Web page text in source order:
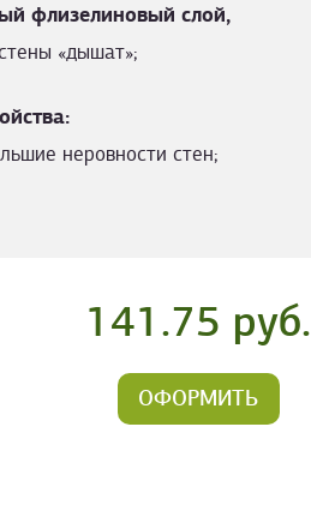
флизелиновый слой,
«дышат»;
неровности стен;
141.75 руб.
ОФОРМИТЬ